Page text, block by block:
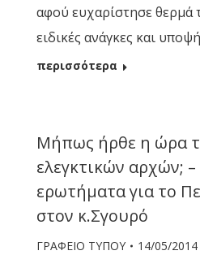
αφού ευχαρίστησε θερμά
ειδικές ανάγκες και
περισσότερα
Μήπως ήρθε η ώρα
ελεγκτικών αρχών;
ερωτήματα για το
στον κ.Σγουρό
ΓΡΑΦΕΙΟ ΤΥΠΟΥ 14/05/2014